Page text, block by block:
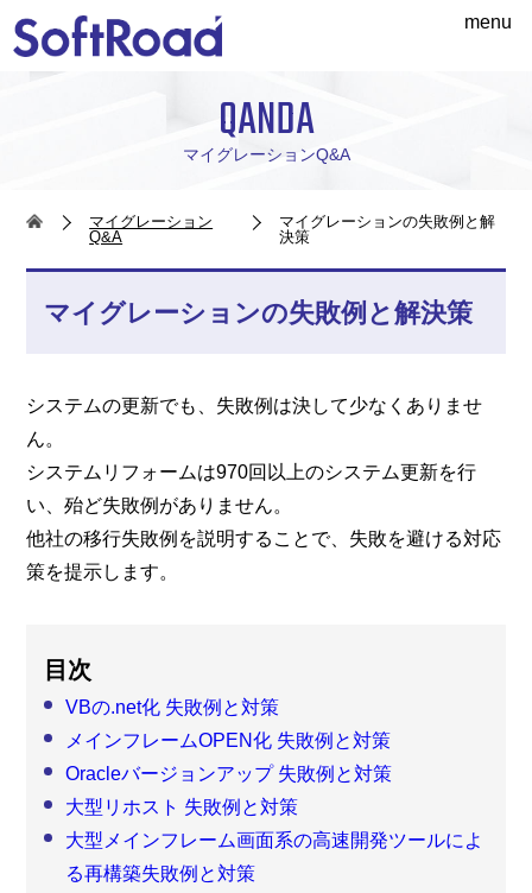
menu
マイグレーション
Q&A
マイグレーションの失敗例と解
決策
QANDA
マイグレーションQ&A
マイグレーションの失敗例と解決策
システムの更新でも、失敗例は決して少なくありませ
ん。
システムリフォームは970回以上のシステム更新を行
い、殆ど失敗例がありません。
他社の移行失敗例を説明することで、失敗を避ける対応
策を提示します。
目次
VBの.net化 失敗例と対策
メインフレームOPEN化 失敗例と対策
Oracleバージョンアップ 失敗例と対策
大型リホスト 失敗例と対策
大型メインフレーム画面系の高速開発ツールによ
る再構築失敗例と対策